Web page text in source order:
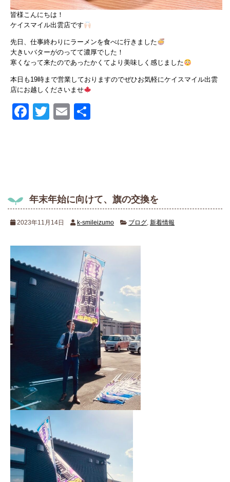
皆様こんにちは！
ケイスマイル出雲店です
先日、仕事終わりにラーメンを食べに行きました
大きいバターがのってて濃厚でした！
寒くなって来たのであったかくてより美味しく感じました
本日も19時まで営業しておりますのでぜひお気軽にケイスマイル出雲
店にお越しくださいませ
Facebook
TwitterEmail
年末年始に向けて、旗の交換を
2023年11月14日 k-smileizumo ブログ 新着情報